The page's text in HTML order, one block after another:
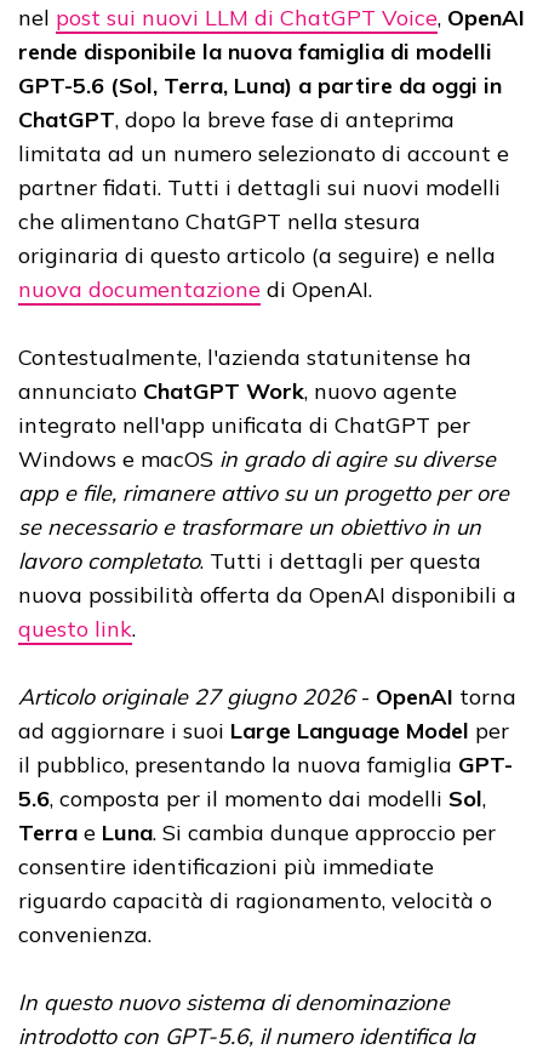
nel post sui nuovi LLM di ChatGPT Voice, OpenAI
rende disponibile la nuova famiglia di modelli
GPT-5.6 (Sol, Terra, Luna) a partire da oggi in
ChatGPT, dopo la breve fase di anteprima
limitata ad un numero selezionato di account e
partner fidati. Tutti i dettagli sui nuovi modelli
che alimentano ChatGPT nella stesura
originaria di questo articolo (a seguire) e nella
nuova documentazione di OpenAI.
Contestualmente, l'azienda statunitense ha
annunciato ChatGPT Work, nuovo agente
integrato nell'app unificata di ChatGPT per
Windows e macOS in grado di agire su diverse
app e file, rimanere attivo su un progetto per ore
se necessario e trasformare un obiettivo in un
lavoro completato. Tutti i dettagli per questa
nuova possibilità offerta da OpenAI disponibili a
questo link.
Articolo originale 27 giugno 2026- OpenAI torna
ad aggiornare i suoi Large Language Model per
il pubblico, presentando la nuova famiglia GPT-
5.6, composta per il momento dai modelli Sol,
Terra e Luna. Si cambia dunque approccio per
consentire identificazioni più immediate
riguardo capacità di ragionamento, velocità o
convenienza.
In questo nuovo sistema di denominazione
introdotto con GPT-5.6, il numero identifica la